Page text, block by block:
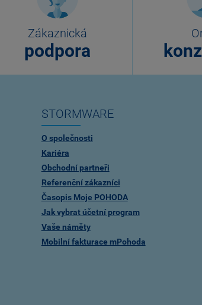
Zákaznická
podpora
STORMWARE
O společnosti
Kariéra
Obchodní partneři
Referenční zákazníci
Časopis Moje POHODA
Jak vybrat účetní program
Vaše náměty
Mobilní fakturace mPohoda